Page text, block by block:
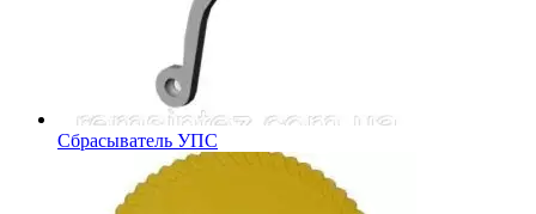
Сбрасыватель УПС